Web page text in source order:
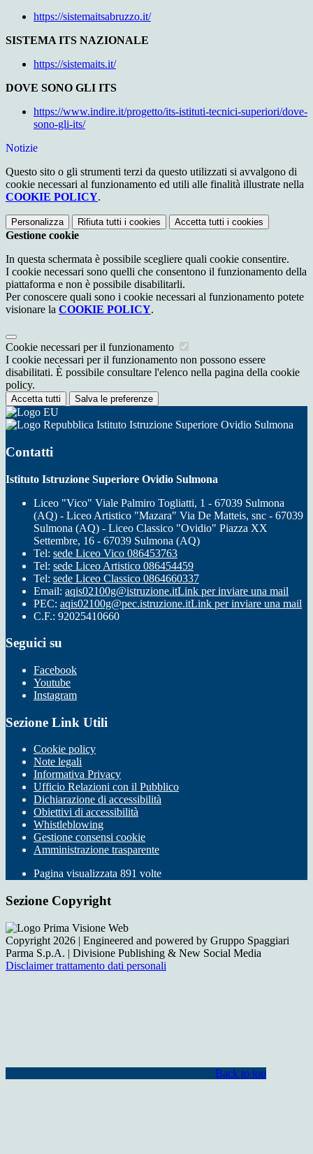
https://sistemaitsabruzzo.it/
SISTEMA ITS NAZIONALE
https://sistemaits.it/
DOVE SONO GLI ITS
https://www.indire.it/progetto/its-istituti-tecnici-superiori/dove-
sono-gli-its/
Notizie
Questo sito o gli strumenti terzi da questo utilizzati si avvalgono di
cookie necessari al funzionamento ed utili alle finalità illustrate nella
COOKIE POLICY.
Personalizza Rifiuta tutti i cookies Accetta tutti i cookies
Gestione cookie
In questa schermata è possibile scegliere quali cookie consentire.
I cookie necessari sono quelli che consentono il funzionamento della
piattaforma e non è possibile disabilitarli.
Per conoscere quali sono i cookie necessari al funzionamento potete
visionare la COOKIE POLICY.
Cookie necessari per il funzionamento
I cookie necessari per il funzionamento non possono essere
disabilitati. È possibile consultare l'elenco nella pagina della cookie
policy.
Accetta tutti Salva le preferenze
Istituto Istruzione Superiore Ovidio Sulmona
Contatti
Istituto Istruzione Superiore Ovidio Sulmona
Liceo "Vico" Viale Palmiro Togliatti, 1 - 67039 Sulmona
(AQ) - Liceo Artistico "Mazara" Via De Matteis, snc - 67039
Sulmona (AQ) - Liceo Classico "Ovidio" Piazza XX
Settembre, 16 - 67039 Sulmona (AQ)
Tel: sede Liceo Vico 086453763
Tel: sede Liceo Artistico 086454459
Tel: sede Liceo Classico 0864660337
Email: aqis02100g@istruzione.itLink per inviare una mail
PEC: aqis02100g@pec.istruzione.itLink per inviare una mail
C.F.: 92025410660
Seguici su
Facebook
Youtube
Instagram
Sezione Link Utili
Cookie policy
Note legali
Informativa Privacy
Ufficio Relazioni con il Pubblico
Dichiarazione di accessibilità
Obiettivi di accessibilità
Whistleblowing
Gestione consensi cookie
Amministrazione trasparente
Pagina visualizzata 891 volte
Sezione Copyright
Copyright 2026 | Engineered and powered by Gruppo Spaggiari
Parma S.p.A. | Divisione Publishing & New Social Media
Disclaimer trattamento dati personali
Back to top